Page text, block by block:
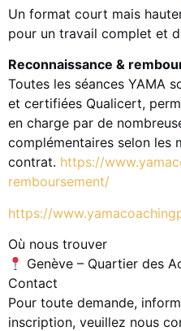
Un format court mais
pour un travail complet et
Reconnaissance &
Toutes les séances YAMA
et certifiées Qualicert,
en charge par de
complémentaires selon les
contrat. https://
remboursement/
https://
Où nous trouver
Genève – Quartier des
Contact
Pour toute demande,
inscription, veuillez nous